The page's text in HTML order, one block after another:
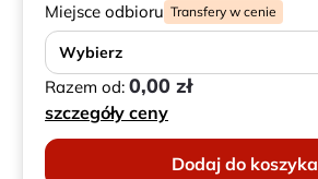
Miejsce odbioru Transfery w cenie
Wybierz
Razem od: 0,00 zł
szczegóły ceny
Dodaj do koszyka